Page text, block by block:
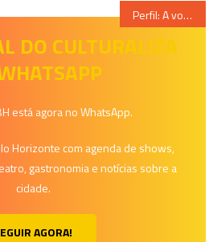
Perfil: A voz doce e intensa de Sofia Cupertino
DO CULTURALIZA
está agora no WhatsApp.
Horizonte com agenda de shows,
gastronomia e notícias sobre a
cidade.
AGORA!